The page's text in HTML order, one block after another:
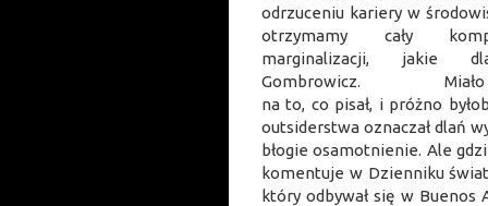
odrzuceniu kariery w
otrzymamy cały
marginalizacji, jakie
Gombrowicz. Miało to
na to, co pisał, i próżno
outsiderstwa oznaczał dlań
błogie osamotnienie. Ale
komentuje w Dzienniku
który odbywał się w Buenos